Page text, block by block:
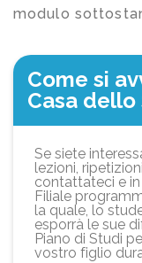
modulo
Come si
Casa
Se siete
lezioni,
contattateci e
Filiale
la quale, lo
esporrà le sue
Piano di Studi
vostro figlio